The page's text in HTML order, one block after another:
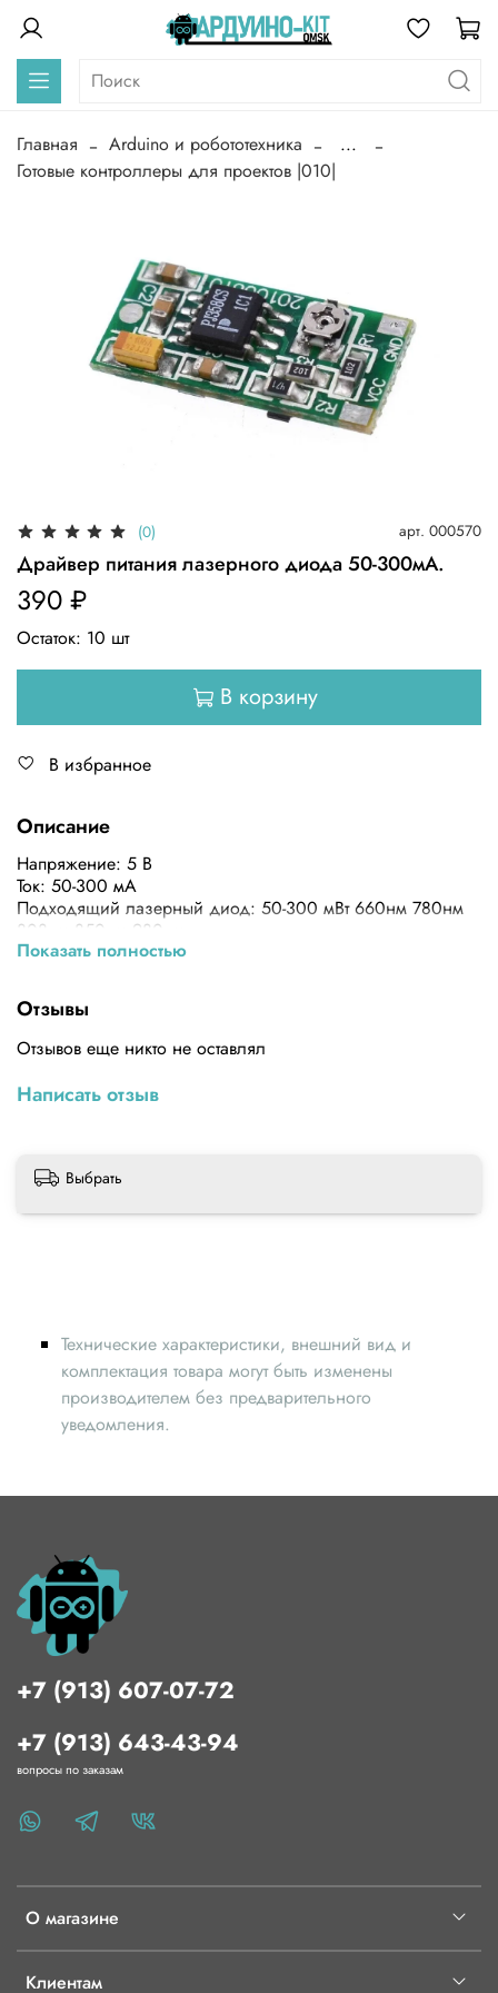
Главная Arduino и робототехника
...
Готовые контроллеры для проектов |010|
(0) арт. 000570
Драйвер питания лазерного диода 50-300мА.
390 ₽
Остаток: 10 шт
В корзину
В избранное
Описание
Напряжение: 5 В
Ток: 50-300 мА
Подходящий лазерный диод: 50-300 мВт 660нм 780нм
808нм 850нм 980нм
Советы: если вам не нужна функция TTL, вам нужно для
Размер: 2x1 см/0,79x0,39 дюйма
Показать полностью
Отзывы
Отзывов еще никто не оставлял
Написать отзыв
Выбрать
Технические характеристики, внешний вид и
комплектация товара могут быть изменены
производителем без предварительного
уведомления.
О магазине
Клиентам
+7 (913) 607-07-72
+7 (913) 643-43-94
вопросы по заказам